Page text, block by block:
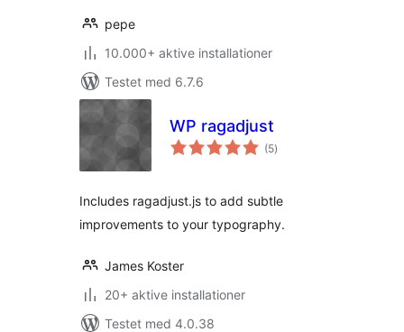
pepe
10.000+ aktive installationer
Testet med 6.7.6
WP ragadjust
(5totale
bedømmelser
)
Includes ragadjust.js to add subtle
improvements to your typography.
James Koster
20+ aktive installationer
Testet med 4.0.38